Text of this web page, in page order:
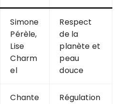
Simone
Pérèle,
Lise
Charm
el
Respect
de la
planète et
peau
douce
Chante
Régulation